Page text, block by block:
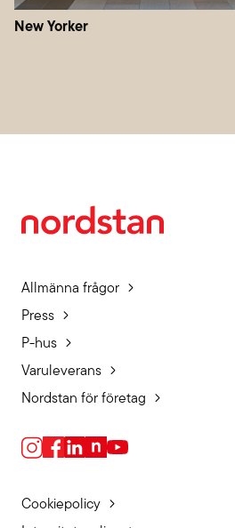
New Yorker
Allmänna frågor
Press
P-hus
Varuleverans
Nordstan för företag
Cookiepolicy